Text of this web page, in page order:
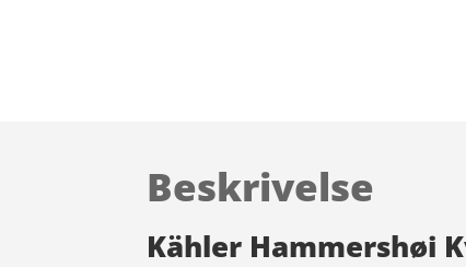
Beskrivelse
Kähler Hammershøi